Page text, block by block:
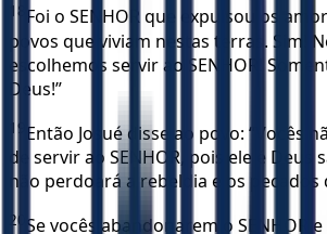
18 Foi o SENHOR que expulsou os
povos que viviam nestas terras. Sim!
escolhemos servir ao SENHOR!
Deus!”
19 Então Josué disse ao povo: “Vocês
de servir ao SENHOR, pois ele é Deus
não perdoará a rebeldia e os pecados
20 Se vocês abandonarem o SENHOR e